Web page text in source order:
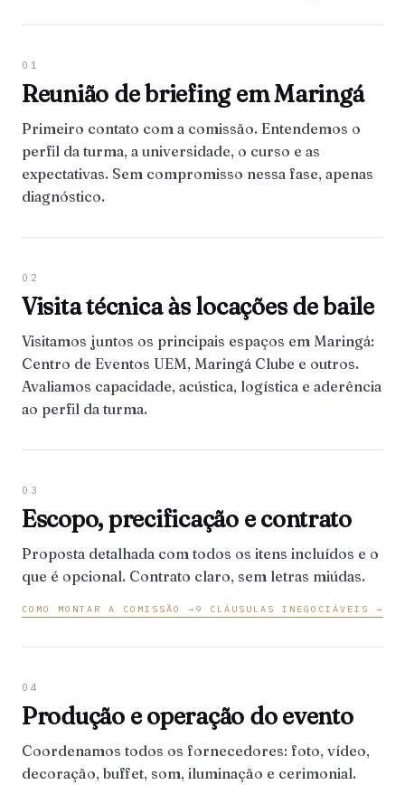
01
Reunião de briefing em Maringá
Primeiro contato com a comissão. Entendemos o
perfil da turma, a universidade, o curso e as
expectativas. Sem compromisso nessa fase, apenas
diagnóstico.
02
Visita técnica às locações de baile
Visitamos juntos os principais espaços em Maringá:
Centro de Eventos UEM, Maringá Clube e outros.
Avaliamos capacidade, acústica, logística e aderência
ao perfil da turma.
03
Escopo, precificação e contrato
Proposta detalhada com todos os itens incluídos e o
que é opcional. Contrato claro, sem letras miúdas.
COMO MONTAR A COMISSÃO → 9 CLÁUSULAS INEGOCIÁVEIS →
04
Produção e operação do evento
Coordenamos todos os fornecedores: foto, vídeo,
decoração, buffet, som, iluminação e cerimonial.